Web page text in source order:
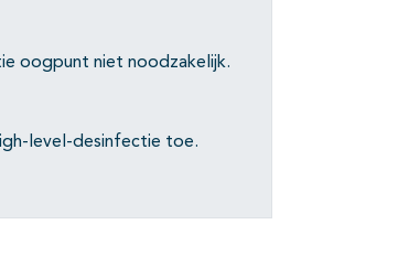
oogpunt niet noodzakelijk.
level-desinfectie toe.